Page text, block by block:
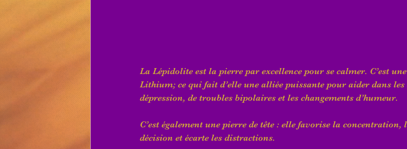
La Lépidolite est la pierre par excellence pour se calmer. C’est
Lithium; ce qui fait d’elle une alliée puissante pour aider dans les
dépression, de troubles bipolaires et les changements d’humeur.
C’est également une pierre de tête : elle favorise la
décision et écarte les distractions.